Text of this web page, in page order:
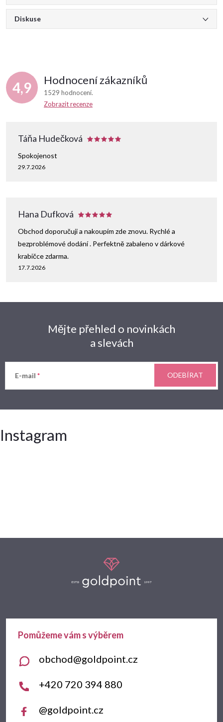
Diskuse
4,9 Hodnocení zákazníků
1529 hodnocení
Zobrazit recenze
Táňa Hudečková
29.7.2026
Spokojenost
Hana Dufková
17.7.2026
Obchod doporučuji a nakoupím zde znovu. Rychlé a
bezproblémové dodání . Perfektně zabaleno v dárkové
krabičce zdarma.
Mějte přehled o novinkách
a slevách
E-mail ODEBÍRAT
Instagram
a
obchod@goldpoint.cz
+420 720 394 880
@goldpoint.cz